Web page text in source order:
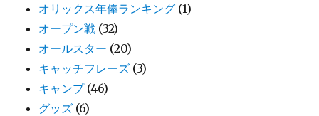
オリックス年俸ランキング (1)
オープン戦 (32)
オールスター (20)
キャッチフレーズ (3)
キャンプ(46)
グッズ (6)